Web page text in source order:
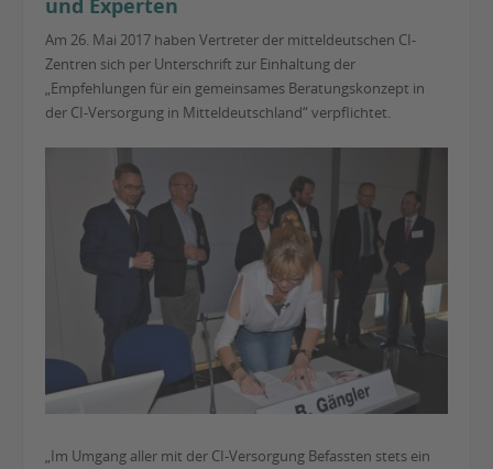
und Experten
Am 26. Mai 2017 haben Vertreter der mitteldeutschen CI-
Zentren sich per Unterschrift zur Einhaltung der
„Empfehlungen für ein gemeinsames Beratungskonzept in
der CI-Versorgung in Mitteldeutschland“ verpflichtet.
„Im Umgang aller mit der CI-Versorgung Befassten stets ein